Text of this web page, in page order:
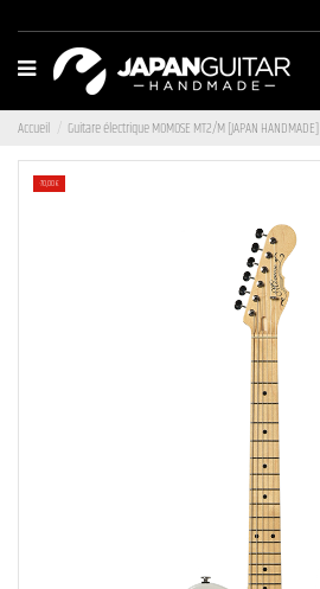
Accueil Guitare électrique MOMOSE MT2/M [JAPAN HANDMADE]
-70,00 €